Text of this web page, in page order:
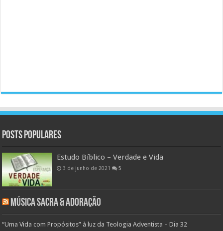
Posts populares
Estudo Bíblico – Verdade e Vida
3 de junho de 2021 5
Música Sacra & Adoração
“Uma Vida com Propósitos” à luz da Teologia Adventista – Dia 32